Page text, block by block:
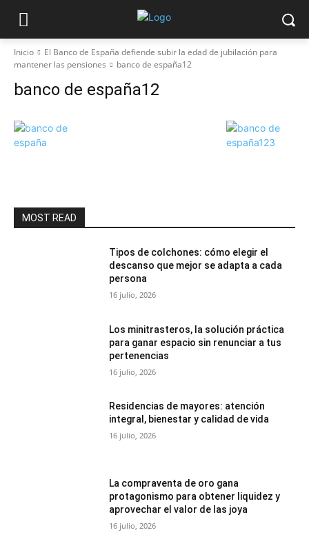
Inicio
El Banco de España defiende subir la edad de jubilación para
mantener las pensiones
banco de españa12
banco de españa12
MOST READ
Tipos de colchones: cómo elegir el
descanso que mejor se adapta a cada
persona
16 julio, 2026
Los minitrasteros, la solución práctica
para ganar espacio sin renunciar a tus
pertenencias
16 julio, 2026
Residencias de mayores: atención
integral, bienestar y calidad de vida
16 julio, 2026
La compraventa de oro gana
protagonismo para obtener liquidez y
aprovechar el valor de las joya
16 julio, 2026